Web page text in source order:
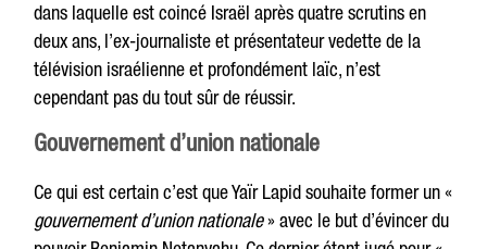
dans laquelle est coincé Israël après quatre scrutins en
deux ans, l’ex-journaliste et présentateur vedette de la
télévision israélienne et profondément laïc, n’est
cependant pas du tout sûr de réussir.
Gouvernement d’union nationale
Ce qui est certain c’est que Yaïr Lapid souhaite former un «
gouvernement d’union nationale» avec le but d’évincer du